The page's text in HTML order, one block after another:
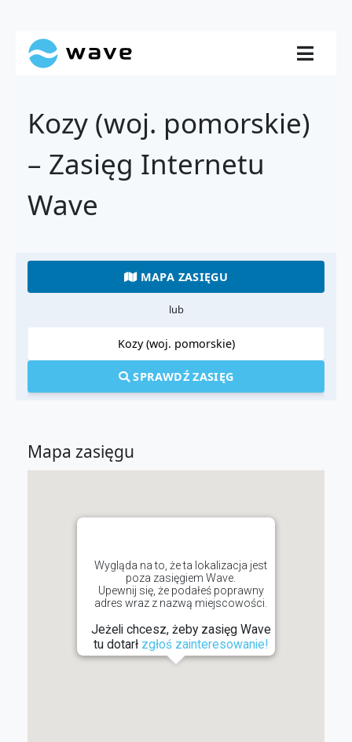
Kozy (woj. pomorskie)
– Zasięg Internetu
Wave
MAPA ZASIĘGU
lub
SPRAWDŹ ZASIĘG
Mapa zasięgu
Wygląda na to, że ta lokalizacja jest
poza zasięgiem Wave.
Upewnij się, że podałeś poprawny
adres wraz z nazwą miejscowości.
Jeżeli chcesz, żeby zasięg Wave
tu dotarł zgłoś zainteresowanie!